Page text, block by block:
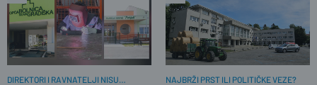
DIREKTORI I RAVNATELJI NISU
NAJBRŽI PRST ILI POLITIČKE VEZE?